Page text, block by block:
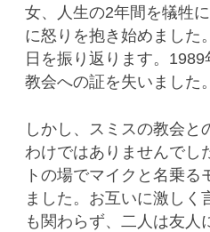
女、人生の2年間を犠牲
に怒りを抱き始めました
日を振り返ります。
教会への証を失いました。
しかし、スミスの教会と
わけではありませんでし
トの場でマイクと名乗
ました。お互いに激しく
も関わらず、二人は友人